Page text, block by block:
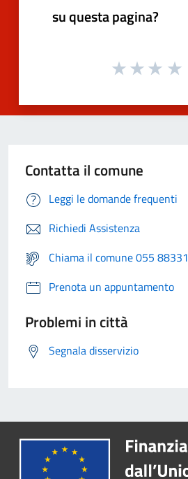
su questa pagina?
Contatta il comune
Leggi le domande frequenti
Richiedi Assistenza
Chiama il comune 055 88331
Prenota un appuntamento
Problemi in città
Segnala disservizio